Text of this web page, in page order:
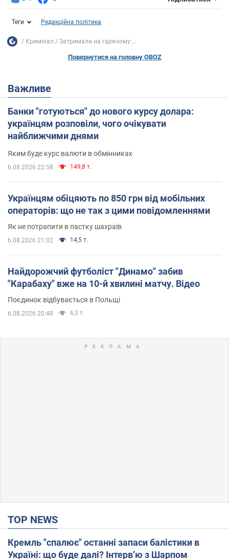
Теги Редакційна політика
Кримінал Затримали на гарячому:...
Повернутися на головну OBOZ
Важливе
Банки "готуються" до нового курсу долара:
українцям розповіли, чого очікувати
найближчими днями
Яким буде курс валюти в обмінниках
6.08.2026 22:58 149,8 т.
Українцям обіцяють по 850 грн від мобільних
операторів: що не так з цими повідомленнями
Як не потрапити в пастку шахраїв
6.08.2026 21:02 14,5 т.
Найдорожчий футболіст "Динамо" забив
"Карабаху" вже на 10-й хвилині матчу. Відео
Поєдинок відбувається в Польщі
6.08.2026 20:48 6,3 т.
TOP NEWS
Кремль "спалює" останні запаси балістики в
Україні: що буде далі? Інтерв’ю з Шарпом